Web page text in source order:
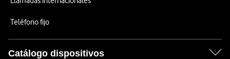
Teléfono fijo
Catálogo dispositivos